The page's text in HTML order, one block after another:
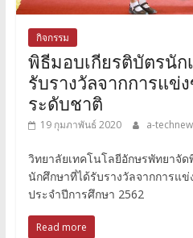
กิจกรรม
พิธีมอบเกียรติบัตรนั
รับรางวัลจากการแ
ระดับชาติ
19 กุมภาพันธ์ 2020 a-
วิทยาลัยเทคโนโลยีอักษรพัทยาจั
นักศึกษาที่ได้รับรางวัลจากการแ
ประจำปีการศึกษา 2562
Read more